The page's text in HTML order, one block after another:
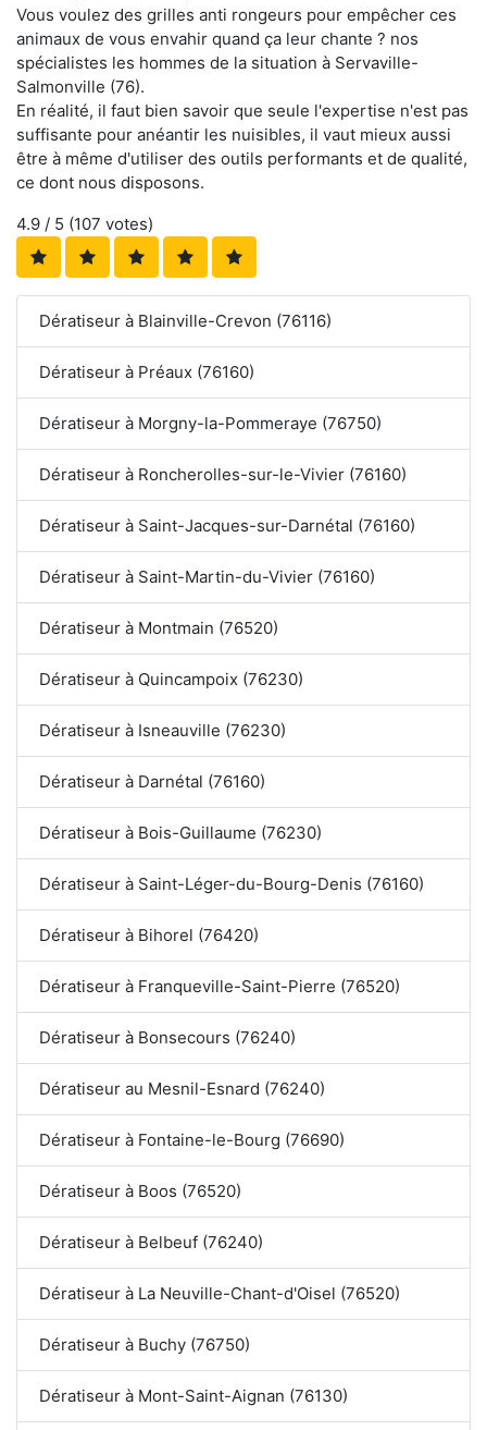
Vous voulez des grilles anti rongeurs pour empêcher ces
animaux de vous envahir quand ça leur chante ? nos
spécialistes les hommes de la situation à Servaville-
Salmonville (76).
En réalité, il faut bien savoir que seule l'expertise n'est pas
suffisante pour anéantir les nuisibles, il vaut mieux aussi
être à même d'utiliser des outils performants et de qualité,
ce dont nous disposons.
4.9 / 5 (107 votes)
Dératiseur à Blainville-Crevon (76116)
Dératiseur à Préaux (76160)
Dératiseur à Morgny-la-Pommeraye (76750)
Dératiseur à Roncherolles-sur-le-Vivier (76160)
Dératiseur à Saint-Jacques-sur-Darnétal (76160)
Dératiseur à Saint-Martin-du-Vivier (76160)
Dératiseur à Montmain (76520)
Dératiseur à Quincampoix (76230)
Dératiseur à Isneauville (76230)
Dératiseur à Darnétal (76160)
Dératiseur à Bois-Guillaume (76230)
Dératiseur à Saint-Léger-du-Bourg-Denis (76160)
Dératiseur à Bihorel (76420)
Dératiseur à Franqueville-Saint-Pierre (76520)
Dératiseur à Bonsecours (76240)
Dératiseur au Mesnil-Esnard (76240)
Dératiseur à Fontaine-le-Bourg (76690)
Dératiseur à Boos (76520)
Dératiseur à Belbeuf (76240)
Dératiseur à La Neuville-Chant-d'Oisel (76520)
Dératiseur à Buchy (76750)
Dératiseur à Mont-Saint-Aignan (76130)